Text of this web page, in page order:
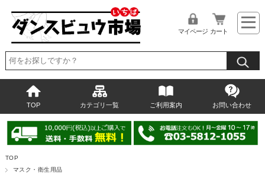
マイページ カート
TOP カテゴリ一覧 ご利用案内 お問い合わせ
TOP
マスク・衛生用品